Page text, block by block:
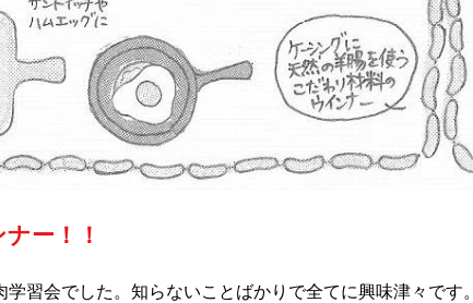
ー！！
習会でした。知らないことばかりで全てに興味津々です。